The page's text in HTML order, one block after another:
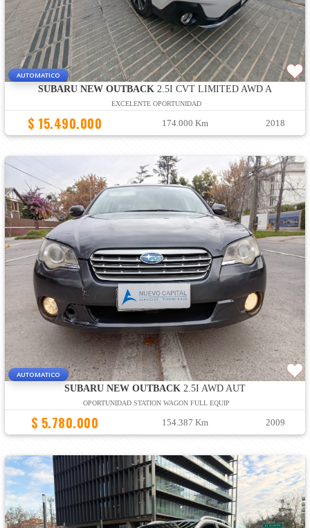
AUTOMATICO
SUBARU NEW OUTBACK 2.5I CVT LIMITED AWD A
EXCELENTE OPORTUNIDAD
$ 15.490.000 174.000 Km 2018
AUTOMATICO
SUBARU NEW OUTBACK2.5I AWD AUT
OPORTUNIDAD STATION WAGON FULL EQUIP
$ 5.780.000 154.387 Km 2009